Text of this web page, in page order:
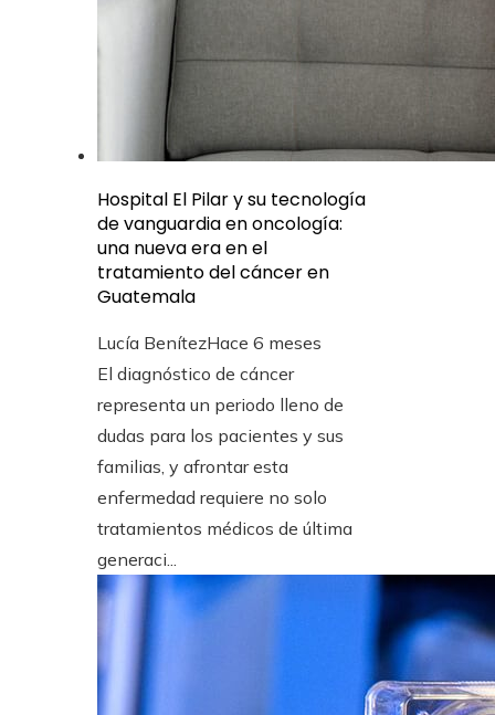
Hospital El Pilar y su tecnología
de vanguardia en oncología:
una nueva era en el
tratamiento del cáncer en
Guatemala
Lucía BenítezHace 6 meses
El diagnóstico de cáncer
representa un periodo lleno de
dudas para los pacientes y sus
familias, y afrontar esta
enfermedad requiere no solo
tratamientos médicos de última
generaci...